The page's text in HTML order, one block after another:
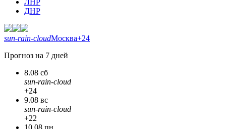
ЛНР
ДНР
sun-rain-cloudМосква+24
Прогноз на 7 дней
8.08 сб
sun-rain-cloud
+24
9.08 вс
sun-rain-cloud
+22
10.08 пн